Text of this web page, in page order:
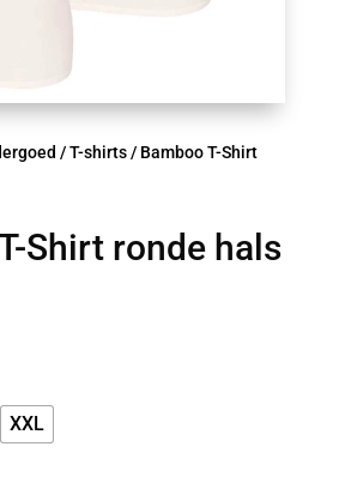
/T-shirts/ Bamboo T-Shirt
Shirt ronde hals
XXL